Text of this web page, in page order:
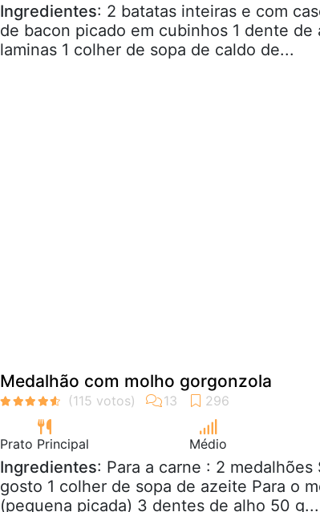
Ingredientes: 2 batatas inteiras e com
de bacon picado em cubinhos 1 dente de
laminas 1 colher de sopa de caldo de...
Medalhão com molho gorgonzola
Prato Principal Médio
Ingredientes: Para a carne : 2
gosto 1 colher de sopa de azeite Para o
(pequena picada) 3 dentes de alho 50 g...